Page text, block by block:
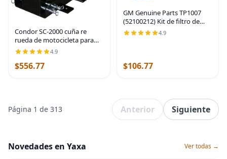
Condor SC-2000 cuña re
rueda de motocicleta para
remolques. 4.9
$556.77
GM Genuine Parts TP1007
(52100212) Kit de filtro de
combustible con tapas y
sellos
4.9
$106.77
Página 1 de 313 Anterior Siguiente
Novedades en Yaxa Ver todas →